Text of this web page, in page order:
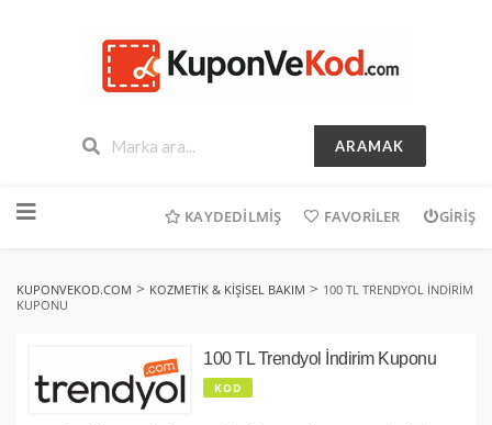
ARAMAK
geç
KAYDEDILMIŞ FAVORILER GIRIŞ
KUPONVEKOD.COM > KOZMETIK & KIŞISEL BAKIM > 100 TL TRENDYOL İNDIRIM
KUPONU
100 TL Trendyol İndirim Kuponu
KOD